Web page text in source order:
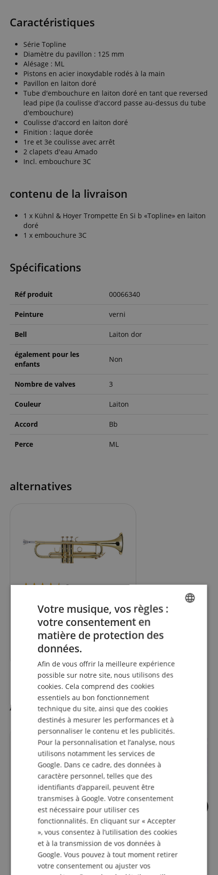
Caractéristiques
Série Topline
Diamètre du pavillon : 125 mm
Alésage : ML
Pistons en acier inoxydable rodés à la main
Pavillon en laiton doré
Tube d'embouchure en laiton doré en tant que reversed
lead pipe (la coulisse d'accord passe au-dessus du tube
d'embouchure)
Coulisse d'accord en laiton doré
Finition : laque dorée
1re et 3e coulisse avec arrêt
2 clapets d'eau Amado
Incl. embouchure 3C
contenu de la livraison
1 x Kühnl & Hoyer Trompette En Si b «Topline» en laiton
doré
1 x embouchure 3C
Spécifications
Réf produit 00066340
Peinture verni
Bell Laiton dor
également pour les
enfants
Non
Nombre de valves 3
Couleur Laiton
Accord Bb
Perce ML
alternatives
3
laquée
Accessoires
8
Porte-Trompette Classic
Cantabile TS-153
13,99€
Carte de Crédit
FRENCH
SPANISH
Votre musique, vos règles :
votre consentement en
matière de protection des
données.
Afin de vous offrir la meilleure expérience
possible sur notre site, nous utilisons des
cookies. Cela comprend des cookies
essentiels au bon fonctionnement
technique du site, ainsi que des cookies
destinés à mesurer les performances et à
personnaliser le contenu et les publicités.
Pour la personnalisation et l’analyse, nous
utilisons notamment les services de
Google. Dans ce cadre, des données à
caractère personnel, telles que des
identifiants d’appareil, peuvent être
transmises à Google. Votre consentement
est nécessaire pour utiliser ces
fonctionnalités. En cliquant sur « Accepter
», vous consentez à l’utilisation des cookies
et à la transmission de vos données à
Google. Vous pouvez à tout moment retirer
votre consentement ou ajuster vos